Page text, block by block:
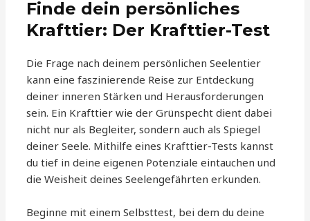
Finde dein persönliches
Krafttier: Der Krafttier-Test
Die Frage nach deinem persönlichen Seelentier
kann eine faszinierende Reise zur Entdeckung
deiner inneren Stärken und Herausforderungen
sein. Ein Krafttier wie der Grünspecht dient dabei
nicht nur als Begleiter, sondern auch als Spiegel
deiner Seele. Mithilfe eines Krafttier-Tests kannst
du tief in deine eigenen Potenziale eintauchen und
die Weisheit deines Seelengefährten erkunden.
Beginne mit einem Selbsttest, bei dem du deine